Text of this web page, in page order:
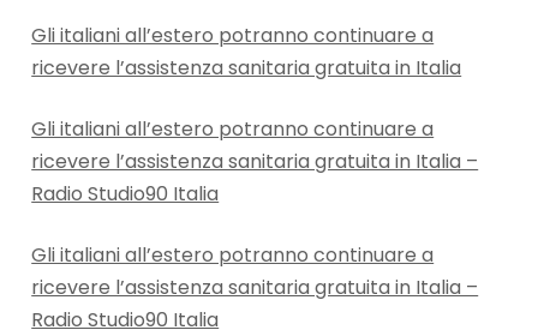
Gli italiani all’estero potranno continuare a
ricevere l’assistenza sanitaria gratuita in Italia
Gli italiani all’estero potranno continuare a
ricevere l’assistenza sanitaria gratuita in Italia –
Radio Studio90 Italia
Gli italiani all’estero potranno continuare a
ricevere l’assistenza sanitaria gratuita in Italia –
Radio Studio90 Italia